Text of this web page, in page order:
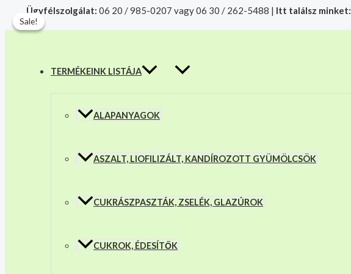
content
Ügyfélszolgálat: 06 20 / 985-0207 vagy 06 30 / 262-5488 | Itt találsz minket:
TERMÉKEINK LISTÁJA
TOGGLE
ALAPANYAGOK
ASZALT, LIOFILIZÁLT, KANDÍROZOTT GYÜMÖLCSÖK
CUKRÁSZPASZTÁK, ZSELÉK, GLAZÚROK
CUKROK, ÉDESÍTŐK
Products
search
Hántolt
Pisztácia
mennyiség
Sale!
Sale!